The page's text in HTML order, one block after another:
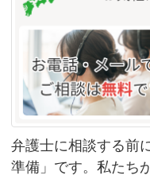
弁護士に相談する前
準備」です。私たち